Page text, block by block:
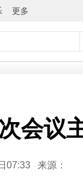
更多
会议
07:33 来源：